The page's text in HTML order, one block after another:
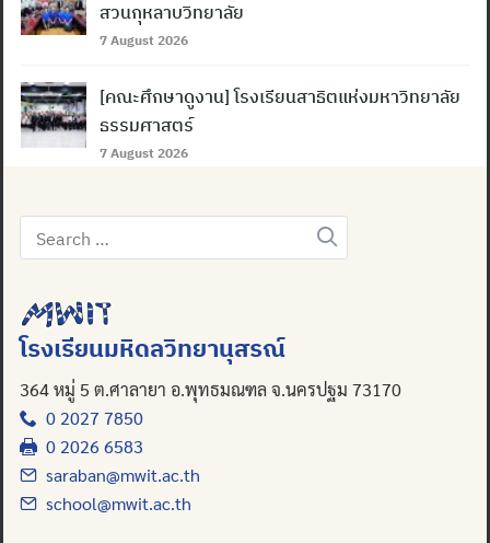
Search
สวนกุหลาบวิทยาลัย
7 August 2026
[คณะศึกษาดูงาน] โรงเรียนสาธิตแห่งมหาวิทยาลัย
ธรรมศาสตร์
7 August 2026
Search
for:
โรงเรียนมหิดลวิทยานุสรณ์
364 หมู่ 5 ต.ศาลายา อ.พุทธมณฑล จ.นครปฐม 73170
0 2027 7850
0 2026 6583
saraban@mwit.ac.th
school@mwit.ac.th